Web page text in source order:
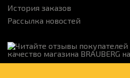
История заказов
Рассылка новостей